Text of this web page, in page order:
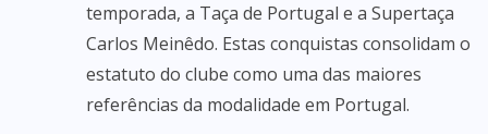
temporada, a Taça de Portugal e a Supertaça
Carlos Meinêdo. Estas conquistas consolidam o
estatuto do clube como uma das maiores
referências da modalidade em Portugal.